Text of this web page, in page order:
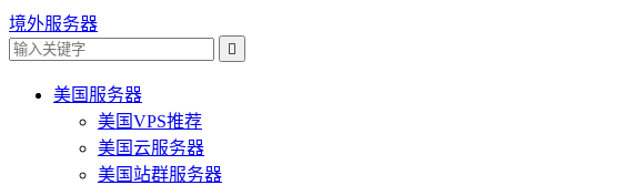
境外服务器

美国服务器
美国VPS推荐
美国云服务器
美国站群服务器